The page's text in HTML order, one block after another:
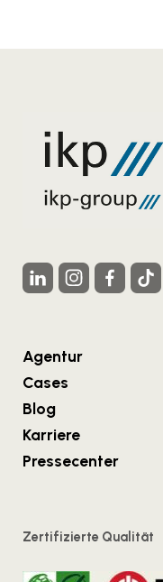
Agentur
Cases
Blog
Karriere
Pressecenter
Zertifizierte Qualität